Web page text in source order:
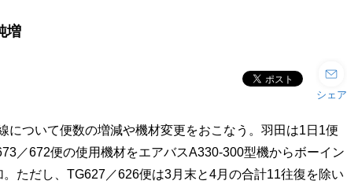
増
シェア
ついて便数の増減や機材変更をおこなう。羽田は1日1便
／672便の使用機材をエアバスA330-300型機からボーイン
ただし、TG627／626便は3月末と4月の合計11往復を除い